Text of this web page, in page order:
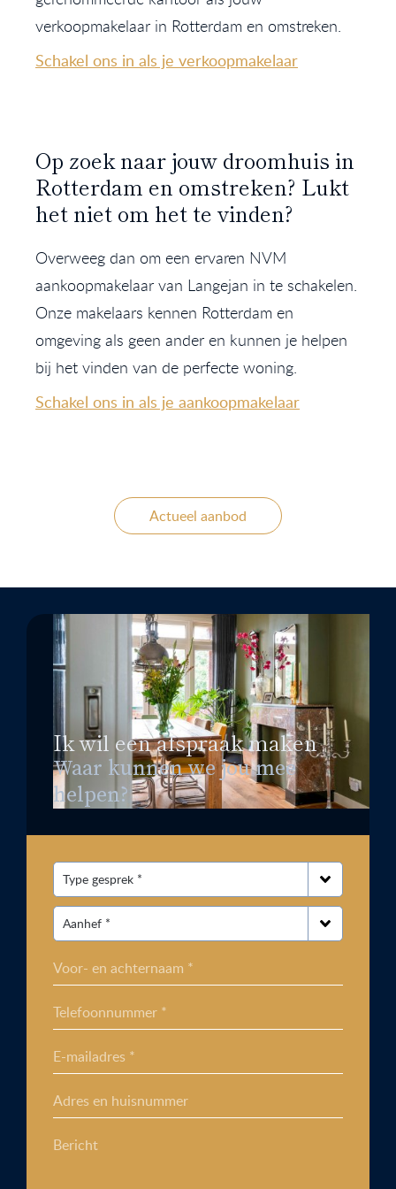
verkoopmakelaar in Rotterdam en omstreken.
Schakel ons in als je verkoopmakelaar
Op zoek naar jouw droomhuis in
Rotterdam en omstreken? Lukt
het niet om het te vinden?
Overweeg dan om een ervaren NVM
aankoopmakelaar van Langejan in te schakelen.
Onze makelaars kennen Rotterdam en
omgeving als geen ander en kunnen je helpen
bij het vinden van de perfecte woning.
Schakel ons in als je aankoopmakelaar
Actueel aanbod
Ik wil een afspraak maken
Waar kunnen we jou mee
helpen?
Voor- en achternaam *
Telefoonnummer *
E-mailadres *
Adres en huisnummer
Bericht